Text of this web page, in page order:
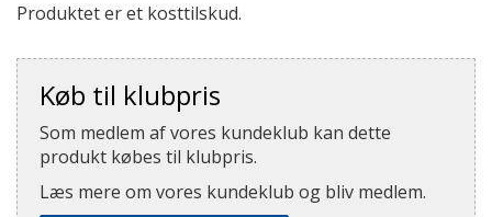
Produktet er et kosttilskud.
Køb til klubpris
Som medlem af vores kundeklub kan dette
produkt købes til klubpris.
Læs mere om vores kundeklub og bliv medlem.